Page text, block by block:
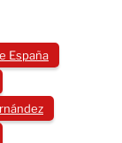
España